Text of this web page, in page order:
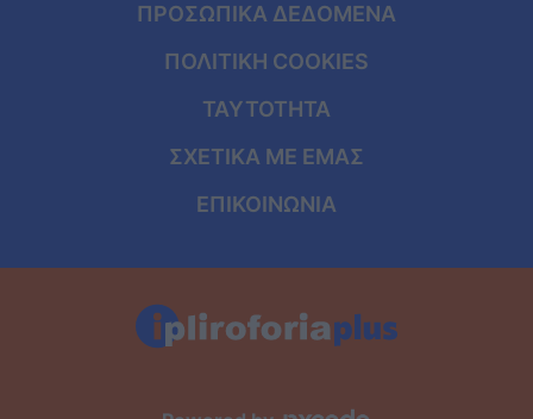
ΠΡΟΣΩΠΙΚΑ ΔΕΔΟΜΕΝΑ
ΠΟΛΙΤΙΚΗ COOKIES
ΤΑΥΤΟΤΗΤΑ
ΣΧΕΤΙΚΑ ΜΕ ΕΜΑΣ
ΕΠΙΚΟΙΝΩΝΙΑ